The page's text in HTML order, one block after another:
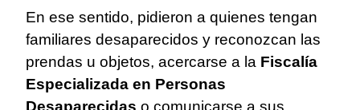
En ese sentido, pidieron a quienes tengan
familiares desaparecidos y reconozcan las
prendas u objetos, acercarse a la Fiscalía
Especializada en Personas
Desaparecidas o comunicarse a sus